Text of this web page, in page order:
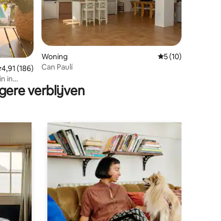
beoordeling van 4,91 op 5, 186 recensies
4,91 (186)
in
Woning Gemiddelde
5 (10)
Can Paulí
verblijven